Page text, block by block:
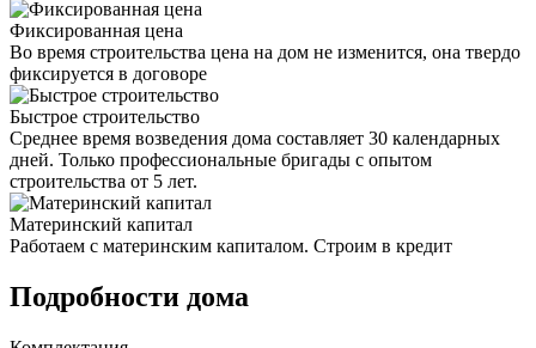
Фиксированная цена
Во время строительства цена на дом не изменится, она твердо
фиксируется в договоре
Быстрое строительство
Среднее время возведения дома составляет 30 календарных
дней. Только профессиональные бригады с опытом
строительства от 5 лет.
Материнский капитал
Работаем с материнским капиталом. Строим в кредит
Подробности дома